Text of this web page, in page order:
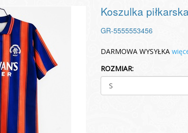
Koszulka
GR-5555553456
DARMOWA WYSYŁKA
ROZMIAR: